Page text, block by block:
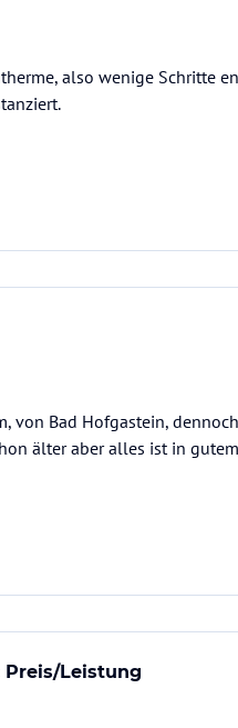
also wenige Schritte
von Bad Hofgastein,
älter aber alles ist in
Leistung